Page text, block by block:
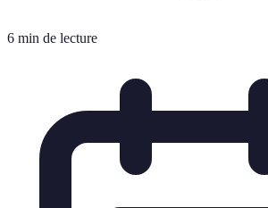
6 min de lecture